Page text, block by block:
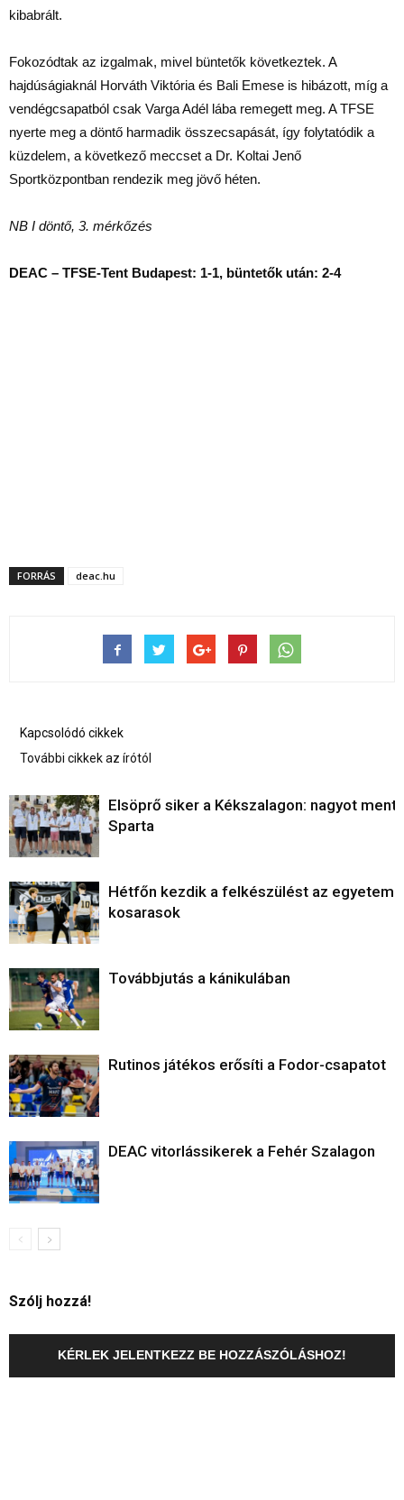
kibabrált.
Fokozódtak az izgalmak, mivel büntetők következtek. A
hajdúságiaknál Horváth Viktória és Bali Emese is hibázott, míg a
vendégcsapatból csak Varga Adél lába remegett meg. A TFSE
nyerte meg a döntő harmadik összecsapását, így folytatódik a
küzdelem, a következő meccset a Dr. Koltai Jenő
Sportközpontban rendezik meg jövő héten.
NB I döntő, 3. mérkőzés
DEAC – TFSE-Tent Budapest: 1-1, büntetők után: 2-4
FORRÁS deac.hu
Kapcsolódó cikkek
További cikkek az írótól
Elsöprő siker a Kékszalagon: nagyot ment
Sparta
Hétfőn kezdik a felkészülést az egyetemi
kosarasok
Továbbjutás a kánikulában
Rutinos játékos erősíti a Fodor-csapatot
DEAC vitorlássikerek a Fehér Szalagon
Szólj hozzá!
KÉRLEK JELENTKEZZ BE HOZZÁSZÓLÁSHOZ!